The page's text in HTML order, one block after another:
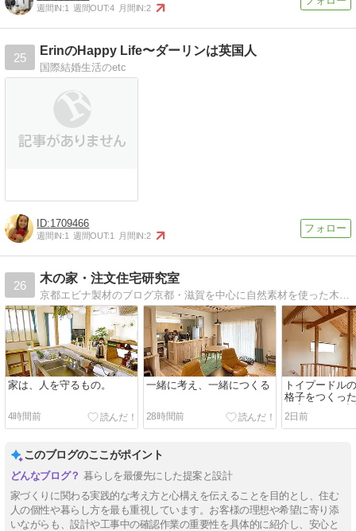
週間IN:1 週間OUT:4 月間IN:2
25
ErinのHappy Life〜ダーリンは英国人
国際結婚生活のetc
1709466
週間IN:1 週間OUT:1 月間IN:2
26
木の家・注文住宅研究室
家は、人を守るもの。
4時間前
一緒に考え、一緒につくる
28時間前
トイプードル
格子をつくっ
に出てきたお話
2日前
このブログのここがポイント
暮らしを最優先にした提案と設計
家づくりに関わる実践的な考え方と心構えを伝えることを目的とし、住む
人の個性や暮らし方を最も重視しています。お客様の理想や希望に寄り添
いながらも、設計や工事中の確認作業の重要性を具体的に紹介し、安心と